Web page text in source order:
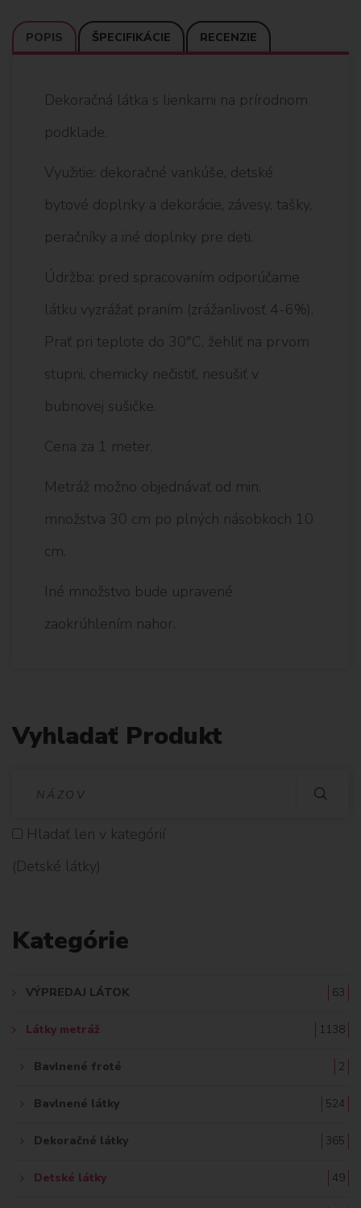
POPIS ŠPECIFIKÁCIE RECENZIE
Dekoračná látka s lienkami na prírodnom
podklade.
Využitie: dekoračné vankúše, detské
bytové doplnky a dekorácie, závesy, tašky,
peračníky a iné doplnky pre deti.
Údržba: pred spracovaním odporúčame
látku vyzrážať praním (zrážanlivosť 4-6%).
Prať pri teplote do 30°C, žehliť na prvom
stupni, chemicky nečistiť, nesušiť v
bubnovej sušičke.
Cena za 1 meter.
Metráž možno objednávať od min.
množstva 30 cm po plných násobkoch 10
cm.
Iné množstvo bude upravené
zaokrúhlením nahor.
Vyhladať Produkt
D
Hladať len v kategórií
(Detské látky)
Kategórie
VÝPREDAJ LÁTOK 63
Látky metráž 1138
Bavlnené froté 2
Bavlnené látky 524
Dekoračné látky 365
Detské látky 49